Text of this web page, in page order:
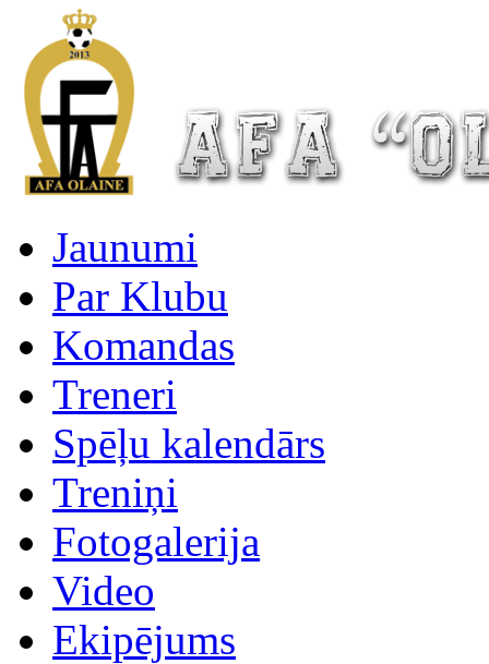
Jaunumi
Par Klubu
Komandas
Treneri
Spēļu kalendārs
Treniņi
Fotogalerija
Video
Ekipējums